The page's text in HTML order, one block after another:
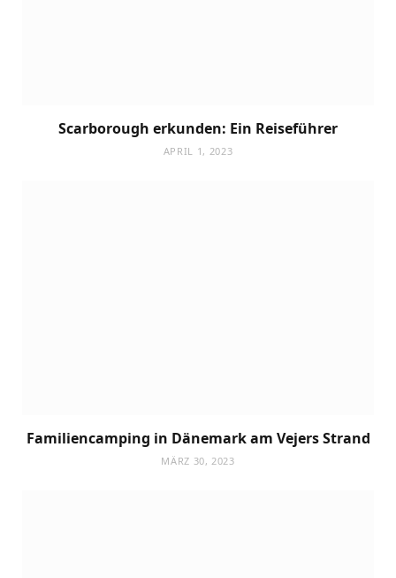
Scarborough erkunden: Ein Reiseführer
APRIL 1, 2023
Familiencamping in Dänemark am Vejers Strand
MÄRZ 30, 2023